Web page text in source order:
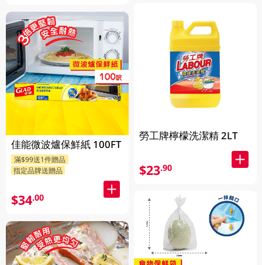
佳能微波爐保鮮紙 100FT
滿$99送1件贈品
指定品牌送贈品
$34.00
勞工牌檸檬洗潔精 2LT
$23.90